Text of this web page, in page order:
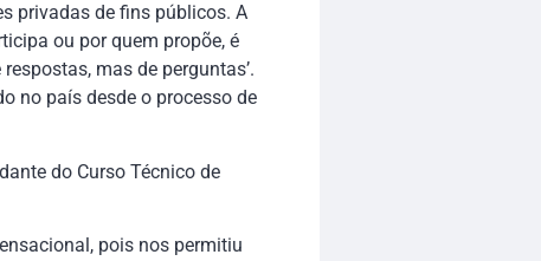
privadas de fins públicos. A
ou por quem propõe, é
mas de perguntas’.
no país desde o processo de
do Curso Técnico de
pois nos permitiu